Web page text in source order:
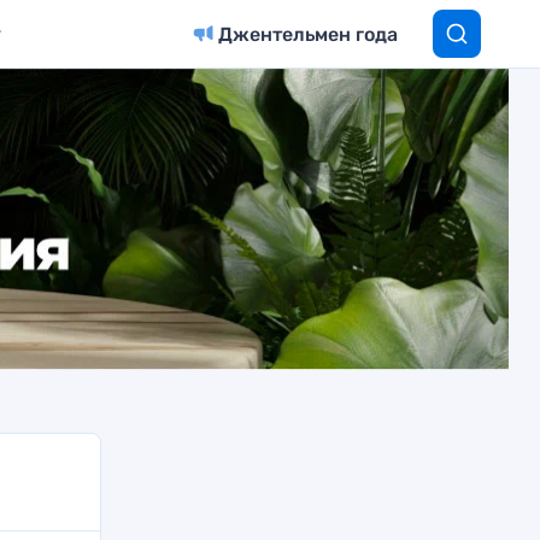
Джентельмен года